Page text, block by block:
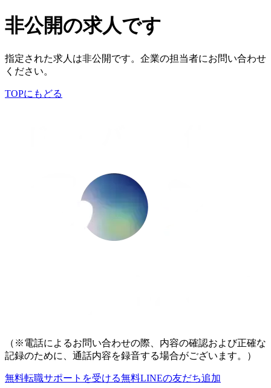
非公開の求人です
指定された求人は非公開です。企業の担当者にお問い合わせ
ください。
TOPにもどる
（※電話によるお問い合わせの際、内容の確認および正確な
記録のために、通話内容を録音する場合がございます。）
無料転職サポートを受ける無料LINEの友だち追加